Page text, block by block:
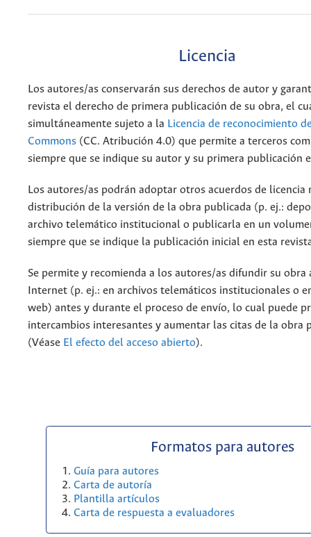
Licencia
Los autores/as conservarán sus derechos de autor y
revista el derecho de primera publicación de su obra, el
simultáneamente sujeto a la Licencia de reconocimiento
Commons (CC. Atribución 4.0) que permite a terceros
siempre que se indique su autor y su primera publicación
Los autores/as podrán adoptar otros acuerdos de licencia
distribución de la versión de la obra publicada (p. ej.:
archivo telemático institucional o publicarla en un
siempre que se indique la publicación inicial en esta
Se permite y recomienda a los autores/as difundir su obra
Internet (p. ej.: en archivos telemáticos institucionales o
web) antes y durante el proceso de envío, lo cual puede
intercambios interesantes y aumentar las citas de la obra
(Véase El efecto del acceso abierto).
Formatos para autores
Guía para autores
Carta de autoría
Plantilla artículos
Carta de respuesta a evaluadores